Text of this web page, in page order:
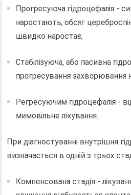
Прогресуюча гідроцефалія -
наростають, обсяг
швидко наростає;
Стабілізуюча, або пасивна
прогресування захворювання
Регресуючим гідроцефалія -
мимовільне лікування.
При діагностуванні внутрішня
визначається в одній з трьох
Компенсована стадія -